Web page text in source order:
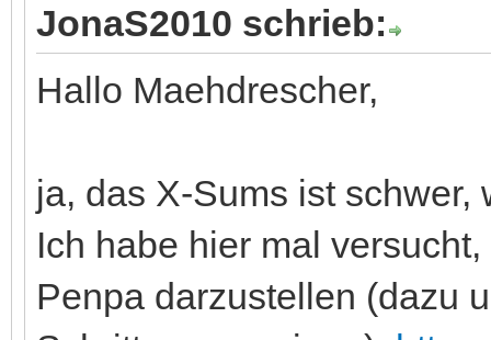
JonaS2010 schrieb:
Hallo Maehdrescher,
ja, das X-Sums ist
Ich habe hier mal
Penpa darzustellen (dazu